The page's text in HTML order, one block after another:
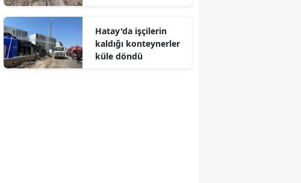
Hatay'da işçilerin
kaldığı konteynerler
küle döndü